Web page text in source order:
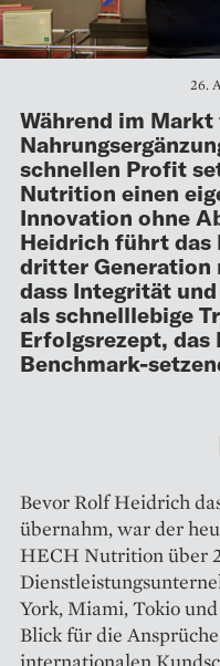
26.
Während im
schnellen Profit
Nutrition einen
Innovation ohne
Heidrich führt das
dritter Generation
dass Integrität
als schnelllebige
Erfolgsrezept, das
Benchmark-
Bevor Rolf Heidrich
übernahm, war der
HECH Nutrition über
York, Miami, Tokio
Blick für die
internationalen